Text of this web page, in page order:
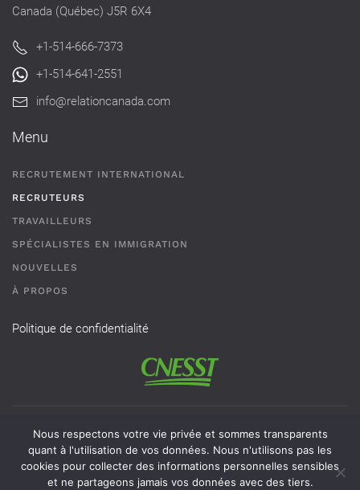
Canada (Québec) J5R 6X4
+1-514-666-7373
+1-514-641-2551
info@relationcanada.com
Menu
RECRUTEMENT INTERNATIONAL
RECRUTEURS
TRAVAILLEURS
SPÉCIALISTES EN IMMIGRATION
NOUVELLES
À PROPOS
Politique de confidentialité
Permis de recrutement # AR-2101593 - Une agence de
recrutement de travailleurs étrangers temporaires doit
obligatoirement avoir un permis valide délivré par la CNESST
Nous respectons votre vie privée et sommes transparents
quant à l'utilisation de vos données. Nous n'utilisons pas les
cookies pour collecter des informations personnelles sensibles
et ne partageons jamais vos données avec des tiers.